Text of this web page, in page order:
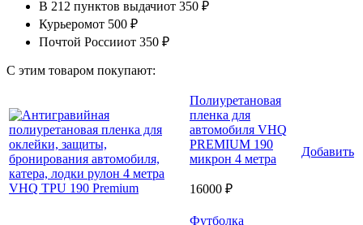
В 212 пунктов выдачиот 350 ₽
Курьеромот 500 ₽
Почтой Россииот 350 ₽
С этим товаром покупают:
Полиуретановая
пленка для
автомобиля VHQ
PREMIUM 190
микрон 4 метра
16000 ₽
Добавить
Футболка